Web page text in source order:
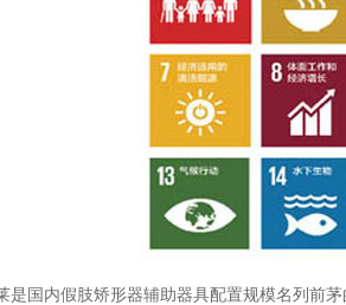
是国内假肢矫形器辅助器具配置规模名列前